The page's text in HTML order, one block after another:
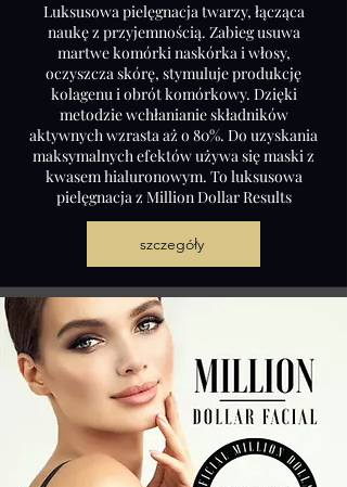
Luksusowa pielęgnacja twarzy, łącząca
naukę z przyjemnością. Zabieg usuwa
martwe komórki naskórka i włosy,
oczyszcza skórę, stymuluje produkcję
kolagenu i obrót komórkowy. Dzięki
metodzie wchłanianie składników
aktywnych wzrasta aż o 80%. Do uzyskania
maksymalnych efektów używa się maski z
kwasem hialuronowym. To luksusowa
pielęgnacja z Million Dollar Results
szczegóły